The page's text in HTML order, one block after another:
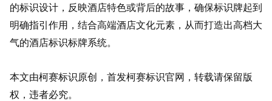
的标识设计，反映酒店特色或背后的故事，确保标识牌起到
明确指引作用，结合高端酒店文化元素，从而打造出高档大
气的酒店标识标牌系统。
本文由柯赛标识原创，首发柯赛标识官网，转载请保留版
权，违者必究。